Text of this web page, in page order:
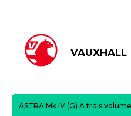
VAUXHALL
ASTRA Mk IV (G) A trois